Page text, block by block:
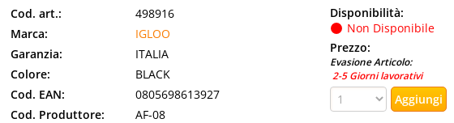
Cod. art.:
498916
Marca:
IGLOO
Garanzia:
ITALIA
Colore:
BLACK
Cod. EAN:
0805698613927
Cod. Produttore:
AF-08
Disponibilità:
Non Disponibile
Prezzo:
Evasione Articolo:
2-5 Giorni lavorativi